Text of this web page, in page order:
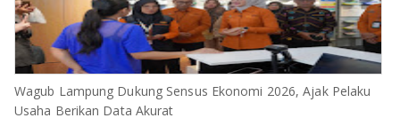
Wagub Lampung Dukung Sensus Ekonomi 2026, Ajak Pelaku
Usaha Berikan Data Akurat